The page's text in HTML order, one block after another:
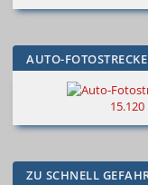
AUTO-
ZU SCHNELL